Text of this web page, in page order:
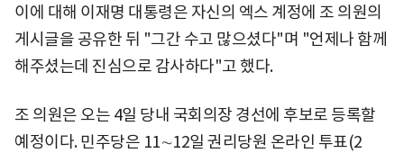
이에 대해 이재명 대통령은 자신의 엑스 계정에 조 의원의
게시글을 공유한 뒤 "그간 수고 많으셨다"며 "언제나 함께
해주셨는데 진심으로 감사하다"고 했다.
조 의원은 오는 4일 당내 국회의장 경선에 후보로 등록할
예정이다. 민주당은 11∼12일 권리당원 온라인 투표(2